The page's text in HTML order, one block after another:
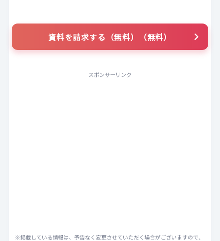
資料を請求する（無料）（無料）
スポンサーリンク
※掲載している情報は、予告なく変更させていただく場合がございますので、